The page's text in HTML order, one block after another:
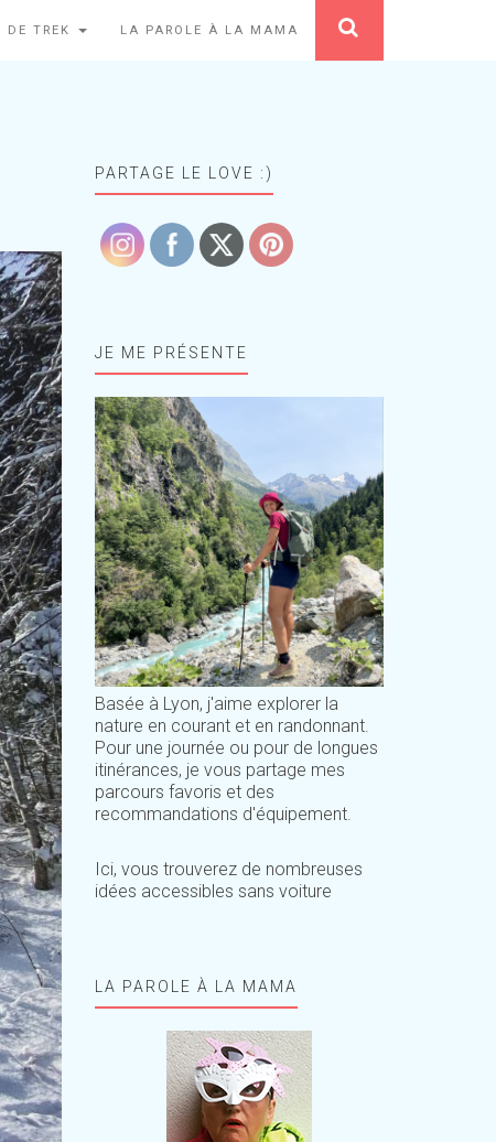
DE TREK LA PAROLE À LA MAMA
PARTAGE LE LOVE :)
JE ME PRÉSENTE
Basée à Lyon, j'aime explorer la
nature en courant et en randonnant.
Pour une journée ou pour de longues
itinérances, je vous partage mes
parcours favoris et des
recommandations d'équipement.
Ici, vous trouverez de nombreuses
idées accessibles sans voiture
LA PAROLE À LA MAMA